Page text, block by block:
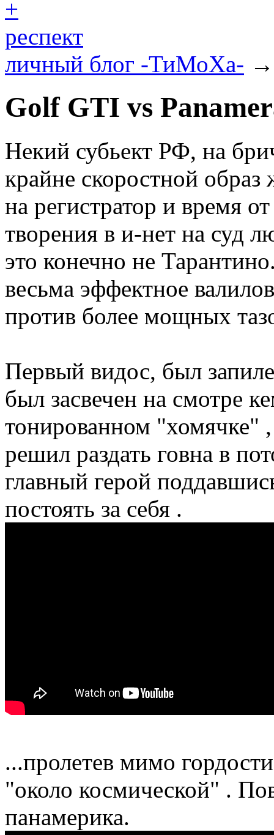
+
респект
личный блог -ТиМоХа- →
Golf GTI vs
Некий субьект РФ, на
крайне скоростной
на регистратор и время
творения в и-нет на суд
это конечно не
весьма эффектное
против более мощных
Первый видос, был
был засвечен на смотре
тонированном "хомячке"
решил раздать говна в
главный герой
постоять за себя .
...пролетев мимо
"около космической" .
панамерика.